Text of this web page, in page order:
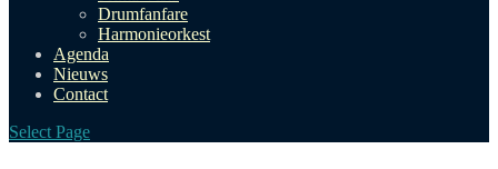
Drumfanfare
Harmonieorkest
Agenda
Nieuws
Contact
Select Page